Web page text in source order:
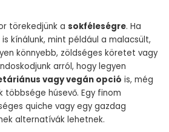
törekedjünk a sokféleségre. Ha
kínálunk, mint például a malacsült,
könnyebb, zöldséges köretet vagy
arról, hogy legyen
vagy vegán opció is, még
többsége húsevő. Egy finom
quiche vagy egy gazdag
alternatívák lehetnek.